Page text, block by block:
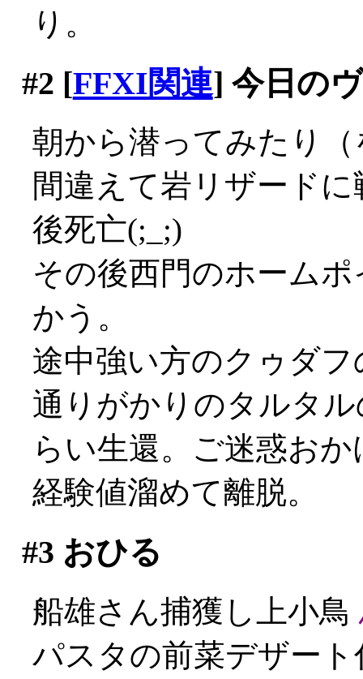
り。
#2 [FFXI関連] 今日の
朝から潜ってみたり（
間違えて岩リザード
後死亡(;_;)
その後西門のホーム
かう。
途中強い方のクゥダ
通りがかりのタルタ
らい生還。ご迷惑お
経験値溜めて離脱。
#3 おひる
船雄さん捕獲し上小鳥
パスタの前菜デザー